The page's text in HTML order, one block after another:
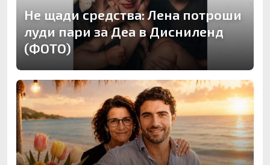
Не щади средства: Лена потроши
луди пари за Деа в Дисниленд
(ФОТО)